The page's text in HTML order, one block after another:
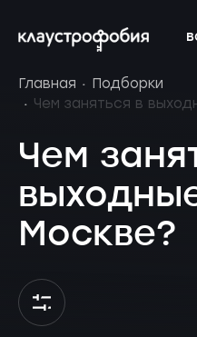
Главная
Подборки
Чем заняться в
Чем
Москве?